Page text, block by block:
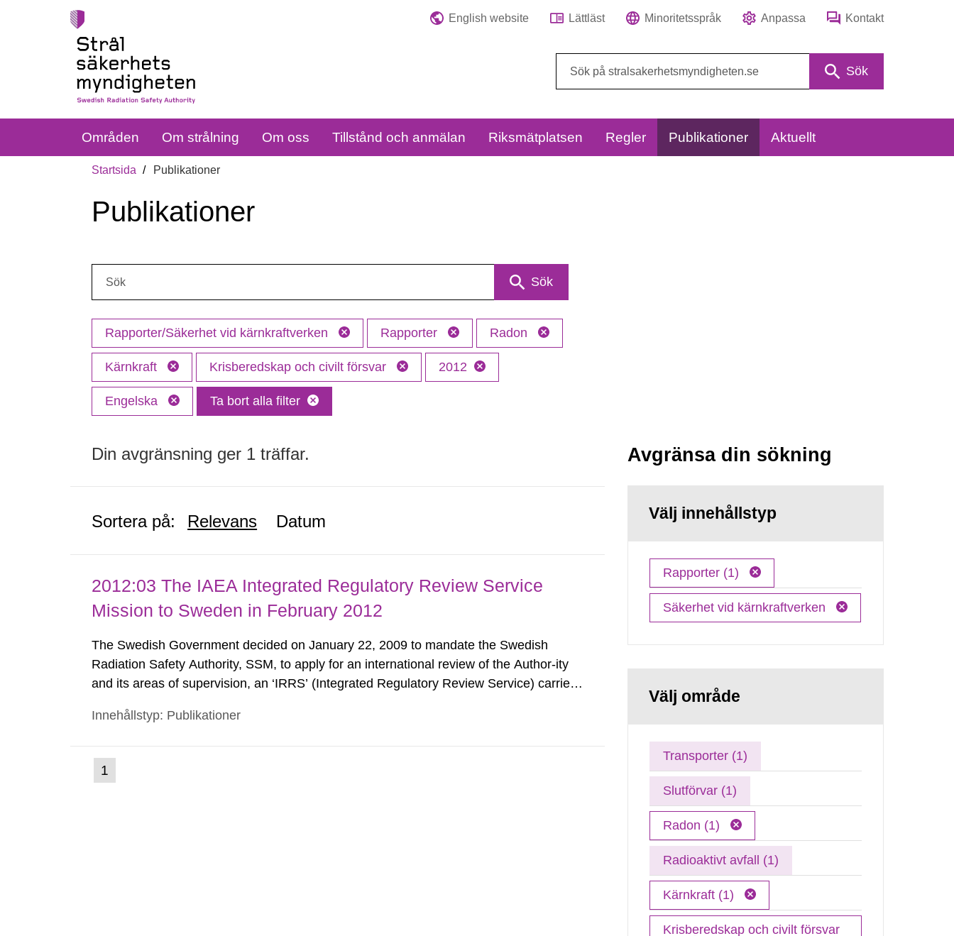
English website Lättläst Minoritetsspråk Anpassa Kontakt
Sök
Områden Om strålning Om oss Tillstånd och anmälan Riksmätplatsen Regler Publikationer Aktuellt
Startsida Publikationer
Publikationer
Sök
Rapporter/Säkerhet vid kärnkraftverken Rapporter Radon
Kärnkraft Krisberedskap och civilt försvar 2012
Engelska Ta bort alla filter
Din avgränsning ger 1 träffar.
Sortera på: Relevans Datum
2012:03 The IAEA Integrated Regulatory Review Service
Mission to Sweden in February 2012
The Swedish Government decided on January 22, 2009 to mandate the Swedish
Radiation Safety Authority, SSM, to apply for an international review of the Author-ity
and its areas of supervision, an ‘IRRS’ (Integrated Regulatory Review Service) carried
made a formal request to the IAEA for an IRRS in Sweden. The time...
Innehållstyp: Publikationer
Gå
till
1
Avgränsa din sökning
Välj innehållstyp
Rapporter (1)
Säkerhet vid kärnkraftverken
Välj område
Transporter (1)
Slutförvar (1)
Radon (1)
Radioaktivt avfall (1)
Kärnkraft (1)
Krisberedskap och civilt försvar